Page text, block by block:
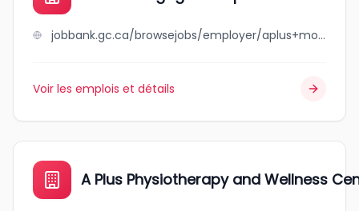
jobbank.gc.ca/browsejobs/employer/aplus+mortgage+group+inc./ca
Voir les emplois et détails
A Plus Physiotherapy and Wellness